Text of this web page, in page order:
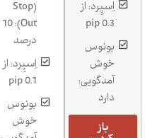
اِسپِرد: از
0.3 pip
بونوس
خوش
آمدگویی:
دارد
باز
(Stop
Out): 10
درصد
اِسپِرد: از
0.1 pip
بونوس
خوش